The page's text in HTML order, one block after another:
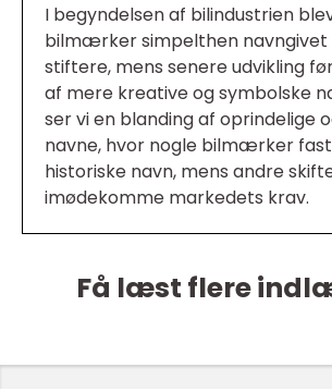
I begyndelsen af bilindustrien
bilmærker simpelthen navngivet
stiftere, mens senere udvikling
af mere kreative og symbolske
ser vi en blanding af oprindelige
navne, hvor nogle bilmærker
historiske navn, mens andre
imødekomme markedets krav.
Få læst flere